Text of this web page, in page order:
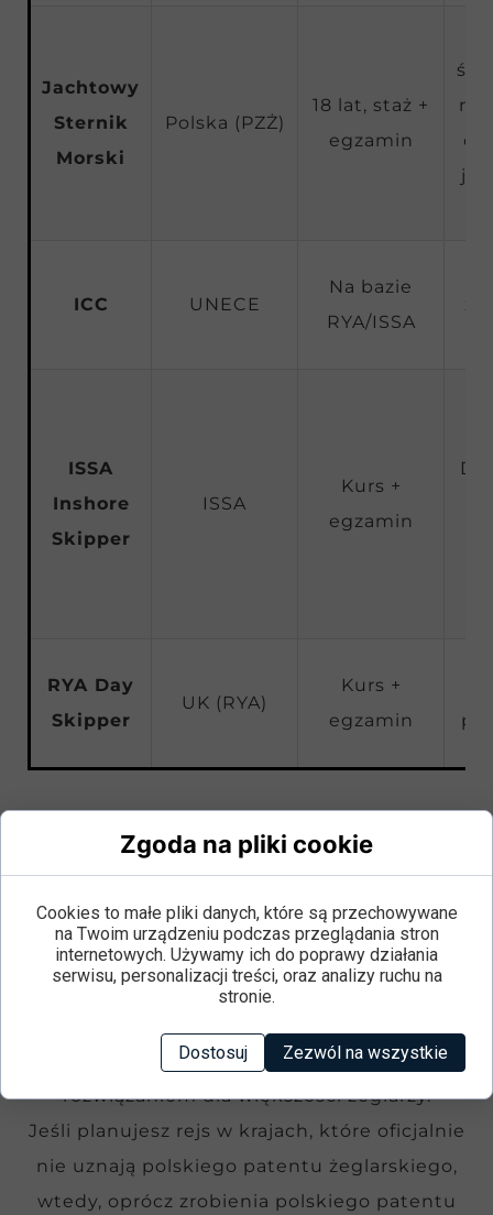
Jachtowy
Sternik
Morski
Polska (PZŻ)
18 lat, staż +
egzamin
ICC UNECE
Na bazie
RYA/ISSA
ISSA
Inshore
Skipper
ISSA
Kurs +
egzamin
RYA Day
Skipper
UK (RYA)
Kurs +
egzamin
Który patent wybrać?
żeglarskich.Dla rekreacyjnych rejsów po
Polsce i większości miejsc za granicą w
zupełności wystarczy polski patent
uprawnienia, które są idealnym
rozwiązaniem dla większości żeglarzy.
Jeśli planujesz rejs w krajach, które oficjalnie
nie uznają polskiego patentu żeglarskiego,
wtedy, oprócz zrobienia polskiego patentu
Zgoda na pliki cookie
Cookies to małe pliki danych, które są przechowywane
na Twoim urządzeniu podczas przeglądania stron
internetowych. Używamy ich do poprawy działania
serwisu, personalizacji treści, oraz analizy ruchu na
stronie.
Dostosuj Zezwól na wszystkie